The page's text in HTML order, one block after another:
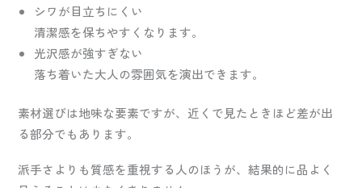
シワが目立ちにくい
清潔感を保ちやすくなります。
光沢感が強すぎない
落ち着いた大人の雰囲気を演出できます。
素材選びは地味な要素ですが、近くで見たときほど差が出
る部分でもあります。
派手さよりも質感を重視する人のほうが、結果的に品よく